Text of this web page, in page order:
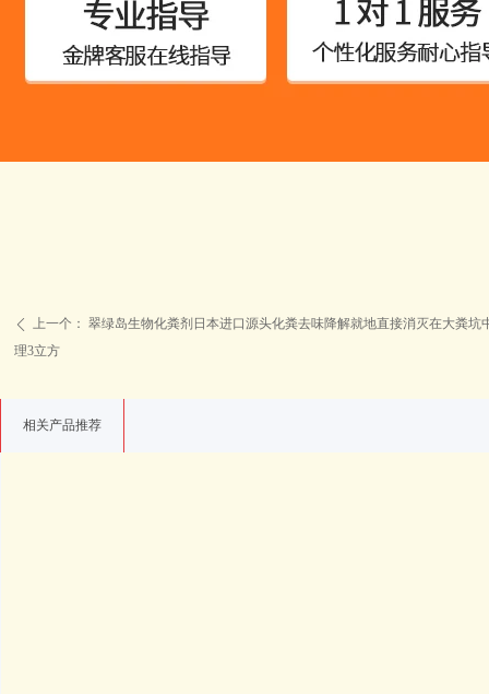
相关产品推荐
ꄴ 上一个： 翠绿岛生物化粪剂日本进口源头化粪去味降解就地直接消灭在大粪坑
理3立方